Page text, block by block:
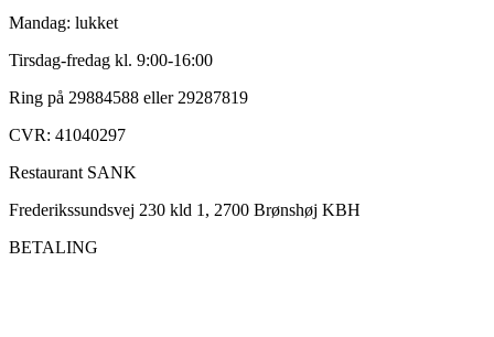
Mandag: lukket
Tirsdag-fredag kl. 9:00-16:00
Ring på 29884588 eller 29287819
CVR: 41040297
Restaurant SANK
Frederikssundsvej 230 kld 1, 2700 Brønshøj KBH
BETALING